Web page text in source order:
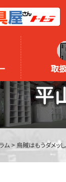
取
平
ム > 烏賊はもうダメッし